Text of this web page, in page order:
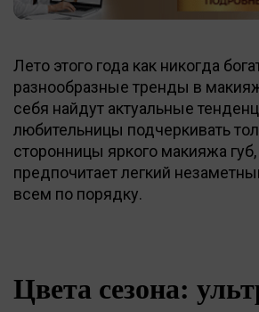
Лето этого года как никогда
разнообразные тренды в
себя найдут актуальные
любительницы подчеркивать
сторонницы яркого макияжа
предпочитает легкий
всем по порядку.
Цвета сезона: